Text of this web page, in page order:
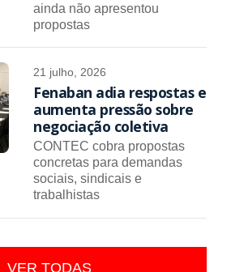
ainda não apresentou
propostas
21 julho, 2026
Fenaban adia respostas e
aumenta pressão sobre
negociação coletiva
CONTEC cobra propostas
concretas para demandas
sociais, sindicais e
trabalhistas
VER TODAS